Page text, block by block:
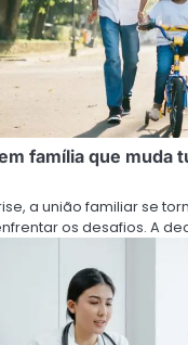
família que muda
a união familiar se
os desafios. A